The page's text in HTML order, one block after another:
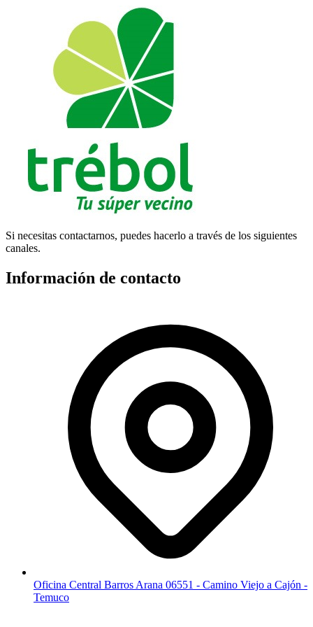
Si necesitas contactarnos, puedes hacerlo a través de los siguientes
canales.
Información de contacto
Oficina Central Barros Arana 06551 - Camino Viejo a Cajón -
Temuco